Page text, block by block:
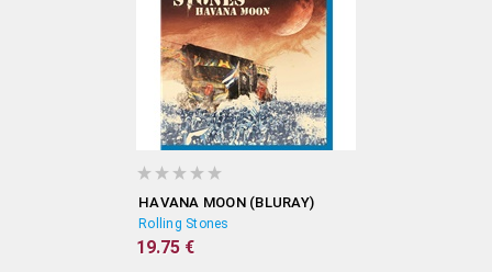
HAVANA MOON (BLURAY)
Rolling Stones
19.75 €